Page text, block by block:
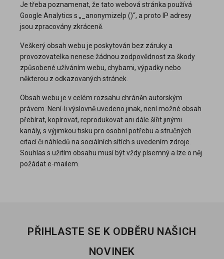
Je třeba poznamenat, že tato webová stránka používá
Google Analytics s „_anonymizeIp ()“, a proto IP adresy
jsou zpracovány zkráceně.
Veškerý obsah webu je poskytován bez záruky a
provozovatelka nenese žádnou zodpovědnost za škody
způsobené užíváním webu, chybami, výpadky nebo
některou z odkazovaných stránek.
Obsah webu je v celém rozsahu chráněn autorským
právem. Není-li výslovně uvedeno jinak, není možné obsah
přebírat, kopírovat, reprodukovat ani dále šířit jinými
kanály, s výjimkou tisku pro osobní potřebu a stručných
citací či náhledů na sociálních sítích s uvedením zdroje.
Souhlas s užitím obsahu musí být vždy písemný a lze o něj
požádat e-mailem.
PŘIHLASTE SE K ODBĚRU NAŠICH
NOVINEK